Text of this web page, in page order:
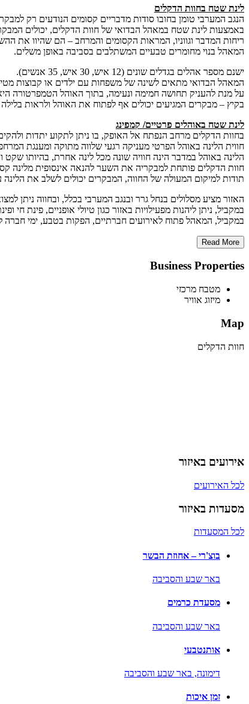
לינת שטח בחוות הדקלים
הנגב המערבי טומן בחובו סודות מדבריים קסומים הנודעים רק
באמצעות לינת שטח במאהל הבדואי של חוות הדקלים, יכולים
ריחות המדבר וגווניו, המראות הקסומים והמרחב – הם שהיוו את
המאהל בנוי מחומרים טבעיים המשתלבים בסביבה באופן משלים.
ישנם מספר אהלים בגדלים שונים (12 איש, 30 איש, 35 אנשים).
המאהל הבדואי מתאים לשינה של משפחות עם ילדים או קבוצות
על מנת להעניק תחושה חמימה ונעימה, בתוך האוהל הטמפרטורה
בקיץ – מבקרים המגיעים יכולים אף לפתוח את האוהל ולראות
לינת שטח באוהלים פרטיים/ קמפינג
בחוות הדקלים מרחב הנפתח אל האופק, בו ניתן לתקוע יתדות
חווית הלינה באוהל הפרטי מעניקה רגעי שלווה מתוקה ומענגת
הלינה באוהל במדבר הינה חוויה שונה מכל לינה אחרת, בהיותו שקט
חוות הדקלים פותחת למבקריה את השער להנאה אינסופית מלינה
תודות למיקום המעולה של החווה, המבקרים יכולים לשלב את הלינה
האזור מציע מסלולים בנחל גרר ובנגב המערבי בכלל, ובחווה ניתן
במקביל, ניתן ליהנות מפעילויות באזור כגון טיולי אופניים, פינת חי
במקביל, המאהל פתוח לאירועים חברתיים, הפקות בטבע, ימי חברה
Read More
Business Properties
מטבח מרכזי
מיזוג אוויר
Map
חוות הדקלים
אירועים באיזור
לכל האירועים
מסעדות באיזור
לכל המסעדות
בוצ'רי – אחוזת הבשר
באר שבע והסביבה
מסעדת כרמים
באר שבע והסביבה
אותנטבעי
דימונה, באר שבע והסביבה
זמן איכות